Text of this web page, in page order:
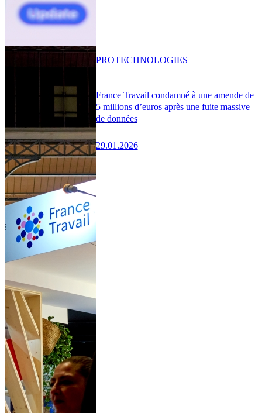
France Travail condamné à une amende de
5 millions d’euros après une fuite massive
de données
29.01.2026
PROTECHNOLOGIES